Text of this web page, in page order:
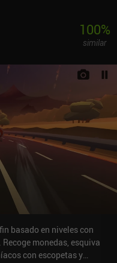
100%
similar
basado en niveles con
monedas, esquiva
con escopetas y